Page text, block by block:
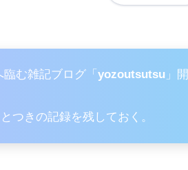
臨む雑記ブログ「yozoutsutsu 」開
つきの記録を残しておく。